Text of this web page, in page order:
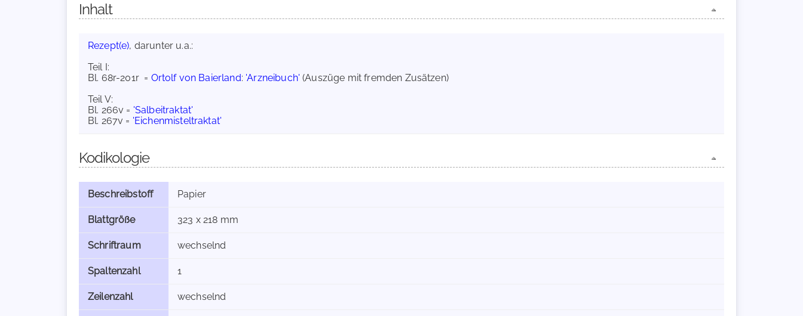
Inhalt
Rezept(e), darunter u.a.:
Teil I:
Bl. 68r-201r = Ortolf von Baierland: 'Arzneibuch' (Auszüge mit fremden Zusätzen)
Teil V:
Bl. 266v = 'Salbeitraktat'
Bl. 267v = 'Eichenmisteltraktat'
Kodikologie
Beschreibstoff Papier
Blattgröße 323 x 218 mm
Schriftraum wechselnd
Spaltenzahl 1
Zeilenzahl wechselnd